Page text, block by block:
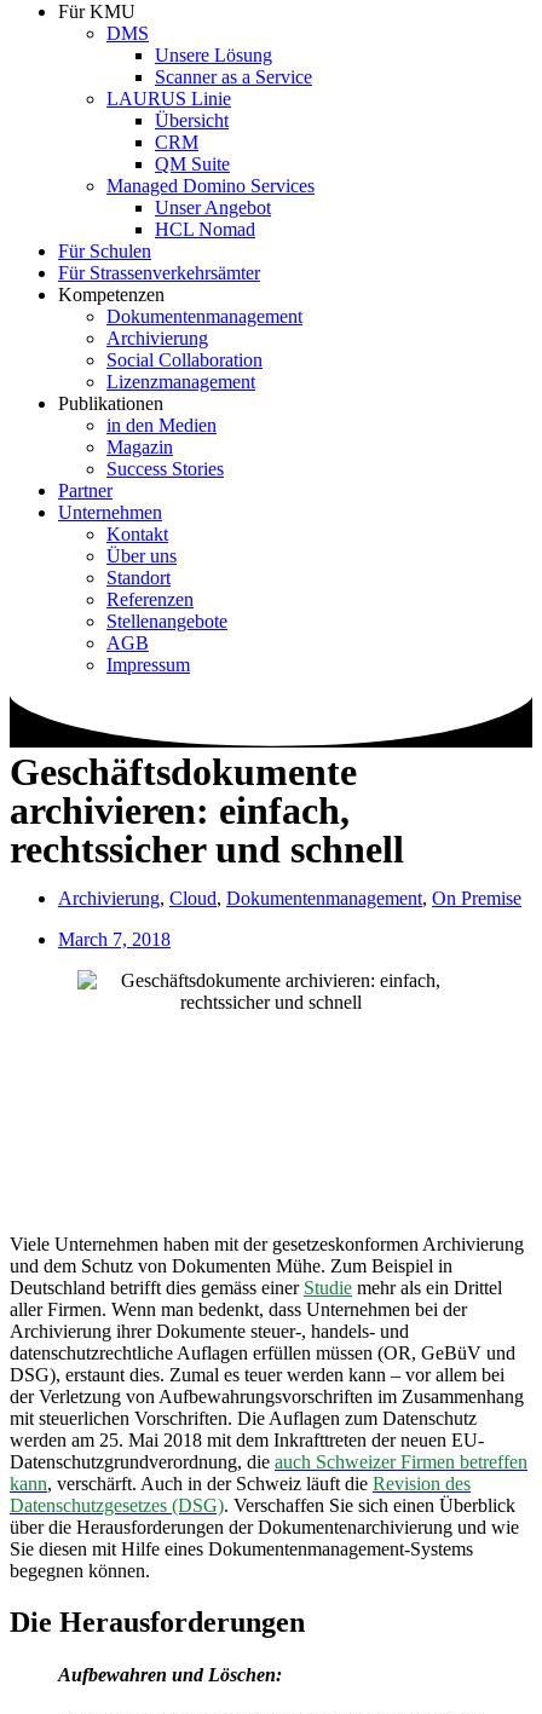
Für KMU
DMS
Unsere Lösung
Scanner as a Service
LAURUS Linie
Übersicht
CRM
QM Suite
Managed Domino Services
Unser Angebot
HCL Nomad
Für Schulen
Für Strassenverkehrsämter
Kompetenzen
Dokumentenmanagement
Archivierung
Social Collaboration
Lizenzmanagement
Publikationen
in den Medien
Magazin
Success Stories
Partner
Unternehmen
Kontakt
Über uns
Standort
Referenzen
Stellenangebote
AGB
Impressum
Geschäftsdokumente
archivieren: einfach,
rechtssicher und schnell
Archivierung, Cloud, Dokumentenmanagement, On Premise
March 7, 2018
Viele Unternehmen haben mit der gesetzeskonformen Archivierung
und dem Schutz von Dokumenten Mühe. Zum Beispiel in
Deutschland betrifft dies gemäss einer Studie mehr als ein Drittel
aller Firmen. Wenn man bedenkt, dass Unternehmen bei der
Archivierung ihrer Dokumente steuer-, handels- und
datenschutzrechtliche Auflagen erfüllen müssen (OR, GeBüV und
DSG), erstaunt dies. Zumal es teuer werden kann – vor allem bei
der Verletzung von Aufbewahrungsvorschriften im Zusammenhang
mit steuerlichen Vorschriften. Die Auflagen zum Datenschutz
werden am 25. Mai 2018 mit dem Inkrafttreten der neuen EU-
Datenschutzgrundverordnung, die auch Schweizer Firmen betreffen
kann, verschärft. Auch in der Schweiz läuft die Revision des
Datenschutzgesetzes (DSG). Verschaffen Sie sich einen Überblick
über die Herausforderungen der Dokumentenarchivierung und wie
Sie diesen mit Hilfe eines Dokumentenmanagement-Systems
begegnen können.
Die Herausforderungen
Aufbewahren und Löschen: